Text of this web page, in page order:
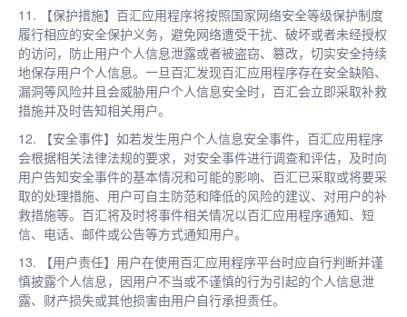
11. 【保护措施】百汇应用程序将按照国家网络安全等级保护制度
履行相应的安全保护义务，避免网络遭受干扰、破坏或者未经授权
的访问，防止用户个人信息泄露或者被盗窃、篡改，切实安全持续
地保存用户个人信息。一旦百汇发现百汇应用程序存在安全缺陷、
漏洞等风险并且会威胁用户个人信息安全时，百汇会立即采取补救
措施并及时告知相关用户。
12. 【安全事件】如若发生用户个人信息安全事件，百汇应用程序
会根据相关法律法规的要求，对安全事件进行调查和评估，及时向
用户告知安全事件的基本情况和可能的影响、百汇已采取或将要采
取的处理措施、用户可自主防范和降低的风险的建议、对用户的补
救措施等。百汇将及时将事件相关情况以百汇应用程序通知、短
信、电话、邮件或公告等方式通知用户。
13. 【用户责任】用户在使用百汇应用程序平台时应自行判断并谨
慎披露个人信息，因用户不当或不谨慎的行为引起的个人信息泄
露、财产损失或其他损害由用户自行承担责任。